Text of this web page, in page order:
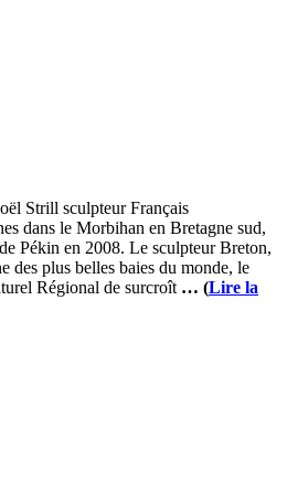
Strill sculpteur Français
dans le Morbihan en Bretagne sud,
Pékin en 2008. Le sculpteur Breton,
des plus belles baies du monde, le
Régional de surcroît … (Lire la